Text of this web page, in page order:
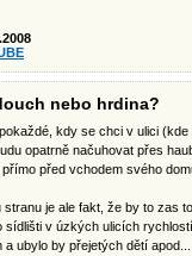
nebo hrdina?
kdy se chci v ulici
opatrně načuhovat přes
před vchodem svého
stranu je ale fakt, že by to zas
sídlišti v úzkých ulicích
a ubylo by přejetých dětí apod...